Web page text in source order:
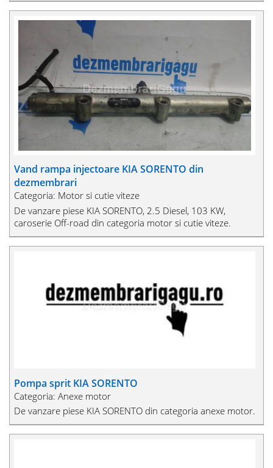
Vand rampa injectoare KIA SORENTO din
dezmembrari
Categoria: Motor si cutie viteze
De vanzare piese KIA SORENTO, 2.5 Diesel, 103 KW,
caroserie Off-road din categoria motor si cutie viteze.
Pompa sprit KIA SORENTO
Categoria: Anexe motor
De vanzare piese KIA SORENTO din categoria anexe motor.